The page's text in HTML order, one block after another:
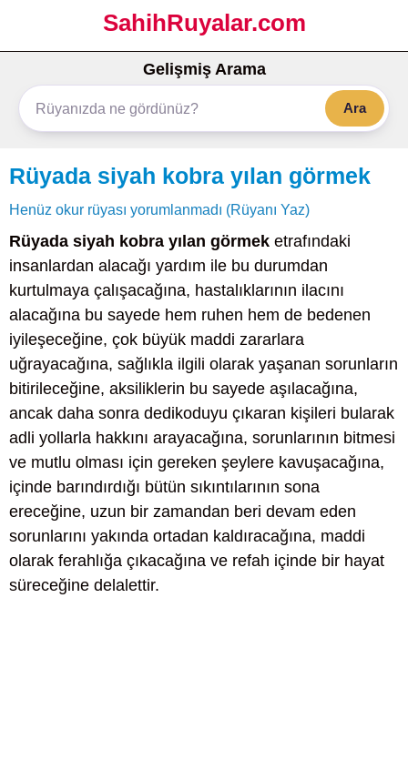
SahihRuyalar.com
Gelişmiş Arama
Ara
Rüyada siyah kobra yılan görmek
Henüz okur rüyası yorumlanmadı (Rüyanı Yaz)
Rüyada siyah kobra yılan görmek etrafındaki
insanlardan alacağı yardım ile bu durumdan
kurtulmaya çalışacağına, hastalıklarının ilacını
alacağına bu sayede hem ruhen hem de bedenen
iyileşeceğine, çok büyük maddi zararlara
uğrayacağına, sağlıkla ilgili olarak yaşanan sorunların
bitirileceğine, aksiliklerin bu sayede aşılacağına,
ancak daha sonra dedikoduyu çıkaran kişileri bularak
adli yollarla hakkını arayacağına, sorunlarının bitmesi
ve mutlu olması için gereken şeylere kavuşacağına,
içinde barındırdığı bütün sıkıntılarının sona
ereceğine, uzun bir zamandan beri devam eden
sorunlarını yakında ortadan kaldıracağına, maddi
olarak ferahlığa çıkacağına ve refah içinde bir hayat
süreceğine delalettir.